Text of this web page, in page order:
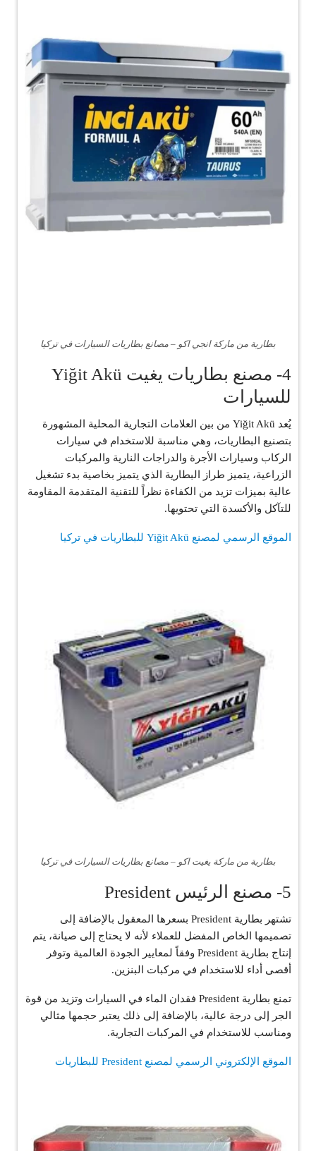
بطارية من ماركة انجي اكو – مصانع بطاريات السيارات في تركيا
4- مصنع بطاريات يغيت Yiğit Akü
للسيارات
يُعد Yiğit Akü من بين العلامات التجارية المحلية المشهورة
بتصنيع البطاريات، وهي مناسبة للاستخدام في سيارات
الركاب وسيارات الأجرة والدراجات النارية والمركبات
الزراعية، يتميز طراز البطارية الذي يتميز بخاصية بدء تشغيل
عالية بميزات تزيد من الكفاءة نظراً للتقنية المتقدمة المقاومة
للتآكل والأكسدة التي تحتويها.
الموقع الرسمي لمصنع Yiğit Akü للبطاريات في تركيا
بطارية من ماركة يغيت اكو – مصانع بطاريات السيارات في تركيا
5- مصنع الرئيس President
تشتهر بطارية President بسعرها المعقول بالإضافة إلى
تصميمها الخاص المفضل للعملاء لأنه لا يحتاج إلى صيانة، يتم
إنتاج بطارية President وفقاً لمعايير الجودة العالمية وتوفر
أقصى أداء للاستخدام في مركبات البنزين.
تمنع بطارية President فقدان الماء في السيارات وتزيد من قوة
الجر إلى درجة عالية، بالإضافة إلى ذلك يعتبر حجمها مثالي
ومناسب للاستخدام في المركبات التجارية.
الموقع الإلكتروني الرسمي لمصنع President للبطاريات